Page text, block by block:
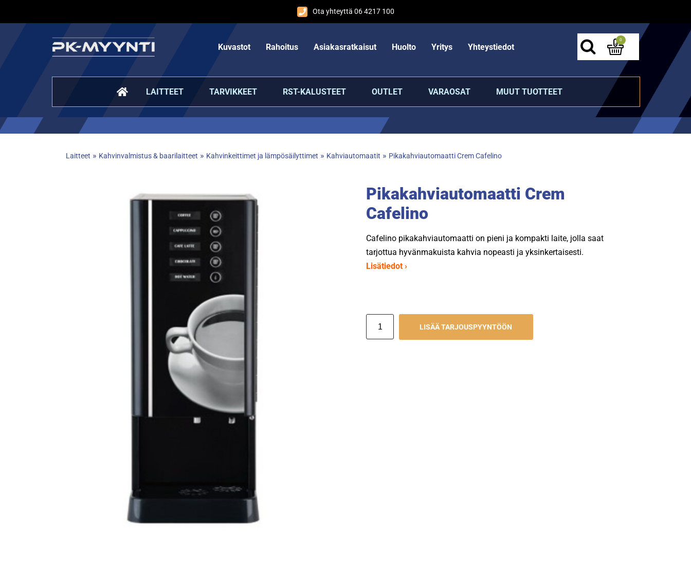
Ota yhteyttä 06 4217 100
Kuvastot Rahoitus Asiakasratkaisut Huolto Yritys Yhteystiedot
0
LAITTEET TARVIKKEET RST-KALUSTEET OUTLET VARAOSAT MUUT TUOTTEET
Laitteet » Kahvinvalmistus & baarilaitteet » Kahvinkeittimet ja lämpösäilyttimet » Kahviautomaatit » Pikakahviautomaatti Crem Cafelino
Pikakahviautomaatti Crem
Cafelino
Cafelino pikakahviautomaatti on pieni ja kompakti laite, jolla saat
tarjottua hyvänmakuista kahvia nopeasti ja yksinkertaisesti.
Lisätiedot ›
LISÄÄ TARJOUSPYYNTÖÖN